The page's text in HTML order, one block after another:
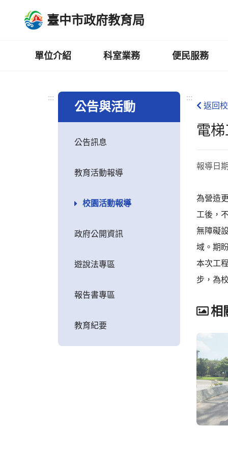
臺中市政府教育局
單位介紹 科室業務 便民服務
:::
公告與活動
公告訊息
教育活動報導
校園活動報導
政府公開資訊
遊說法專區
報告書專區
教育紀要
:::
返回
電
報導日
為營造
工後，
無障礙
域。期
本次工
步，為
相